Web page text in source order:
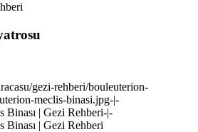
gezi-rehberi/bouleuterion-
meclis-binasi.jpg-|-
Binası | Gezi Rehberi-|-
Binası | Gezi Rehberi